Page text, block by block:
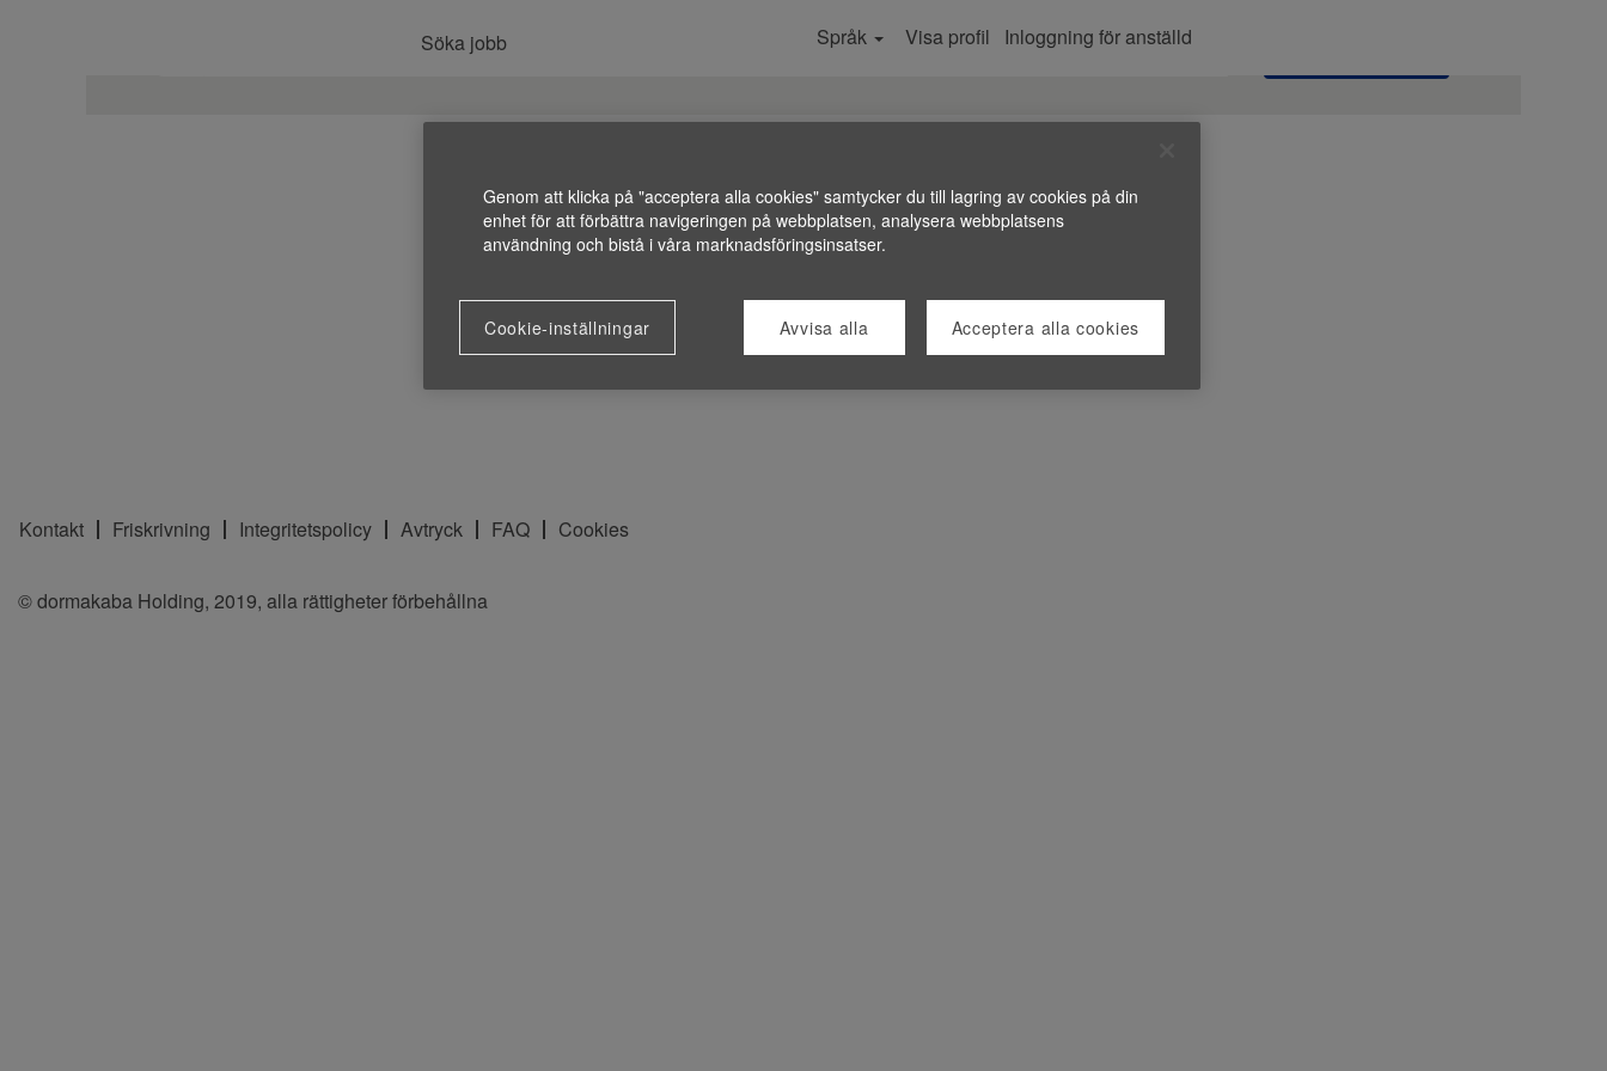
Söka jobb Språk Visa profil Inloggning för anställd
Kontakt Friskrivning Integritetspolicy Avtryck FAQ Cookies
© dormakaba Holding, 2019, alla rättigheter förbehållna
Genom att klicka på "acceptera alla cookies" samtycker du till lagring av cookies på din
enhet för att förbättra navigeringen på webbplatsen, analysera webbplatsens
användning och bistå i våra marknadsföringsinsatser.
Cookie-inställningar Avvisa alla Acceptera alla cookies